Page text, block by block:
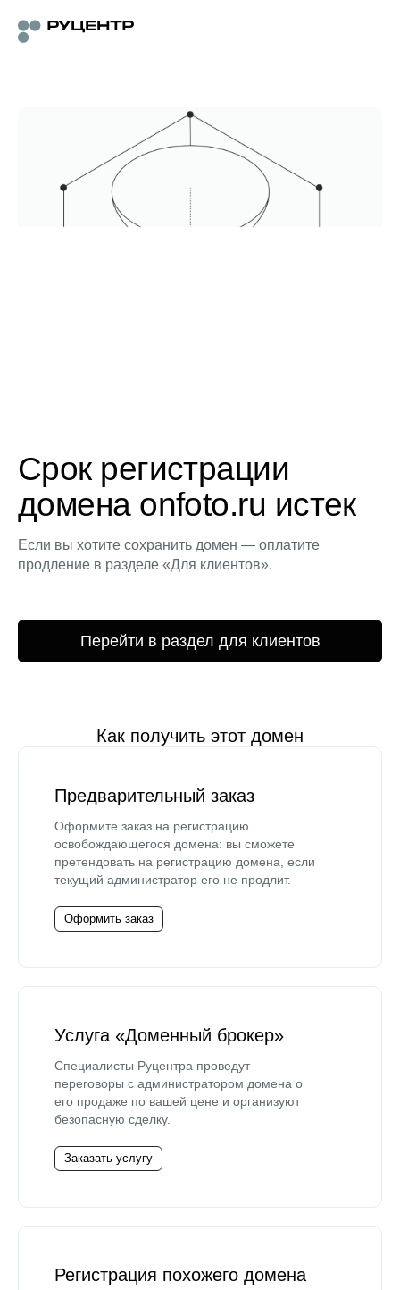
Срок регистрации
домена onfoto.ru истек
Если вы хотите сохранить домен — оплатите
продление в разделе «Для клиентов».
Перейти в раздел для клиентов
Как получить этот домен
Предварительный заказ
Оформите заказ на регистрацию
освобождающегося домена: вы сможете
претендовать на регистрацию домена, если
текущий администратор его не продлит.
Оформить заказ
Услуга «Доменный брокер»
Специалисты Руцентра проведут
переговоры с администратором домена о
его продаже по вашей цене и организуют
безопасную сделку.
Заказать услугу
Регистрация похожего домена